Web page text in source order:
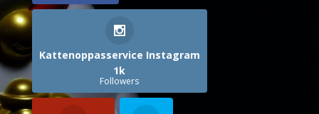
Kattenoppasservice Instagram
1k
Followers